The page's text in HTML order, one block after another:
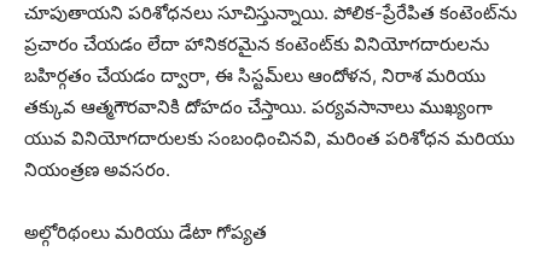
చూపుతాయని పరిశోధనలు సూచిస్తున్నాయి. పోలిక-ప్రేరేపిత కంటెంట్‌ను
ప్రచారం చేయడం లేదా హానికరమైన కంటెంట్‌కు వినియోగదారులను
బహిర్గతం చేయడం ద్వారా, ఈ సిస్టమ్‌లు ఆందోళన, నిరాశ మరియు
తక్కువ ఆత్మగౌరవానికి దోహదం చేస్తాయి. పర్యవసానాలు ముఖ్యంగా
యువ వినియోగదారులకు సంబంధించినవి, మరింత పరిశోధన మరియు
నియంత్రణ అవసరం.
అల్గోరిథంలు మరియు డేటా గోప్యత